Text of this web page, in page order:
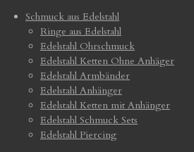
Schmuck aus Edelstahl
Ringe aus Edelstahl
Edelstahl Ohrschmuck
Edelstahl Ketten Ohne Anhäger
Edelstahl Armbänder
Edelstahl Anhänger
Edelstahl Ketten mit Anhänger
Edelstahl Schmuck Sets
Edelstahl Piercing